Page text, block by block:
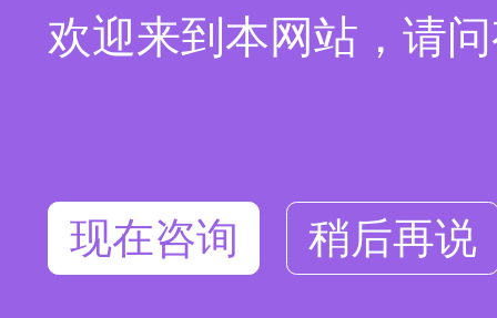
欢迎来到本网站，请
现在咨询 稍后再说